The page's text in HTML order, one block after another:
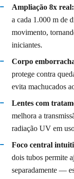
Ampliação 8x real:
a cada 1.000 m de
movimento,
iniciantes.
Corpo
protege contra
evita machucados
Lentes com
melhora a
radiação UV em
Foco central
dois tubos permite
separadamente —